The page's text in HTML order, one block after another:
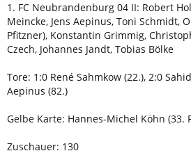
1. FC Neubrandenburg 04 II: Robert
Meincke, Jens Aepinus, Toni Schmidt,
Pfitzner), Konstantin Grimmig,
Czech, Johannes Jandt, Tobias Bölke
Tore: 1:0 René Sahmkow (22.), 2:0
Aepinus (82.)
Gelbe Karte: Hannes-Michel Köhn (33.
Zuschauer: 130